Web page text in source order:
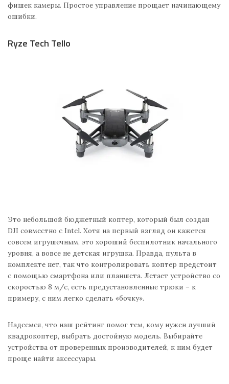
фишек камеры. Простое управление прощает начинающему
ошибки.
Ryze Tech Tello
Это небольшой бюджетный коптер, который был создан
DJI совместно с Intel. Хотя на первый взгляд он кажется
совсем игрушечным, это хороший беспилотник начального
уровня, а вовсе не детская игрушка. Правда, пульта в
комплекте нет, так что контролировать коптер предстоит
с помощью смартфона или планшета. Летает устройство со
скоростью 8 м/с, есть предустановленные трюки – к
примеру, с ним легко сделать «бочку».
Надеемся, что наш рейтинг помог тем, кому нужен лучший
квадрокоптер, выбрать достойную модель. Выбирайте
устройства от проверенных производителей, к ним будет
проще найти аксессуары.